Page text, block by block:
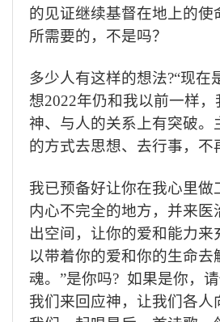
的见证继续基督在地上的使
所需要的，不是吗？
多少人有这样的想法?“现在
想2022年仍和我以前一样，
神、与人的关系上有突破。
的方式去思想、去行事，不
我已预备好让你在我心里做
内心不完全的地方，并来医
出空间，让你的爱和能力来
以带着你的爱和你的生命去
魂。 ”是你吗? 如果是你，
我们来回应神，让我们各人